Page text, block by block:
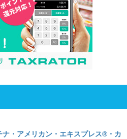
ナ・アメリカン・エキスプレス®・カ